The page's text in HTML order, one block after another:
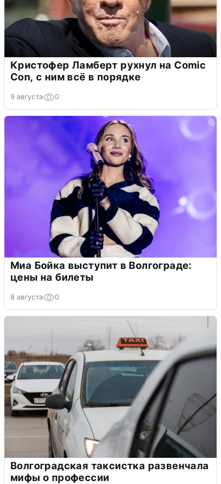
Кристофер Ламберт рухнул на Comic
Con, с ним всё в порядке
9 августа 0
Миа Бойка выступит в Волгограде:
цены на билеты
8 августа 0
Волгоградская таксистка развенчала
мифы о профессии